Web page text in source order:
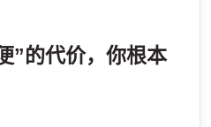
”的代价，你根本